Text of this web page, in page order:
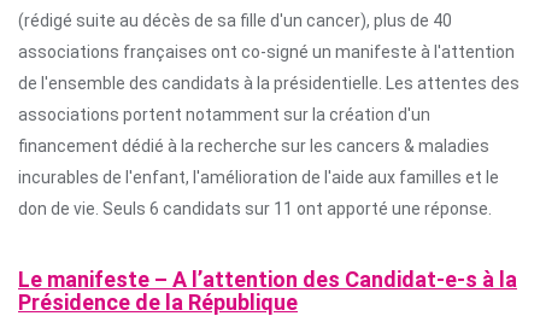
(rédigé suite au décès de sa fille d'un cancer), plus de 40
associations françaises ont co-signé un manifeste à l'attention
de l'ensemble des candidats à la présidentielle. Les attentes des
associations portent notamment sur la création d'un
financement dédié à la recherche sur les cancers & maladies
incurables de l'enfant, l'amélioration de l'aide aux familles et le
don de vie. Seuls 6 candidats sur 11 ont apporté une réponse.
Le manifeste – A l’attention des Candidat-e-s à la
Présidence de la République